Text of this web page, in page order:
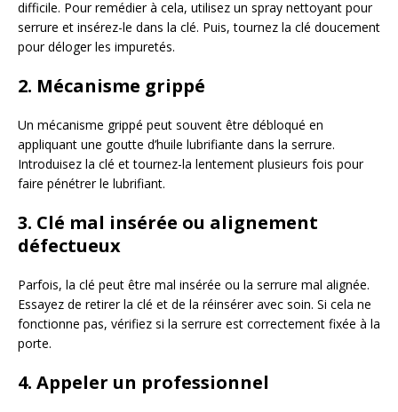
difficile. Pour remédier à cela, utilisez un spray nettoyant pour
serrure et insérez-le dans la clé. Puis, tournez la clé doucement
pour déloger les impuretés.
2. Mécanisme grippé
Un mécanisme grippé peut souvent être débloqué en
appliquant une goutte d’huile lubrifiante dans la serrure.
Introduisez la clé et tournez-la lentement plusieurs fois pour
faire pénétrer le lubrifiant.
3. Clé mal insérée ou alignement
défectueux
Parfois, la clé peut être mal insérée ou la serrure mal alignée.
Essayez de retirer la clé et de la réinsérer avec soin. Si cela ne
fonctionne pas, vérifiez si la serrure est correctement fixée à la
porte.
4. Appeler un professionnel